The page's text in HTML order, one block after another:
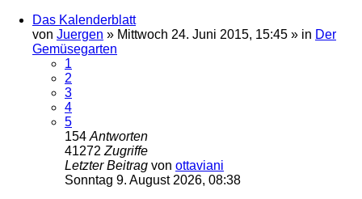
Das Kalenderblatt
von Juergen » Mittwoch 24. Juni 2015, 15:45 » in Der
Gemüsegarten
1
2
3
4
5
154 Antworten
41272 Zugriffe
Letzter Beitrag von ottaviani
Sonntag 9. August 2026, 08:38